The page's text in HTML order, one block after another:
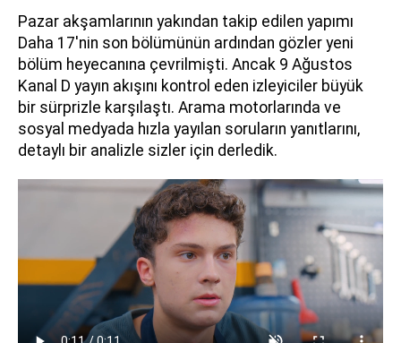
Pazar akşamlarının yakından takip edilen yapımı
Daha 17'nin son bölümünün ardından gözler yeni
bölüm heyecanına çevrilmişti. Ancak 9 Ağustos
Kanal D yayın akışını kontrol eden izleyiciler büyük
bir sürprizle karşılaştı. Arama motorlarında ve
sosyal medyada hızla yayılan soruların yanıtlarını,
detaylı bir analizle sizler için derledik.